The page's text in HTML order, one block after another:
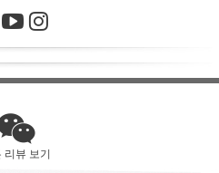
리뷰 보기